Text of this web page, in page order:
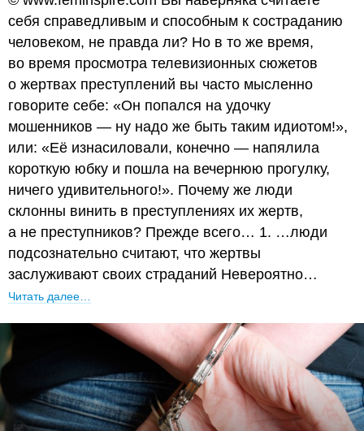
себя справедливым и способным к состраданию
человеком, не правда ли? Но в то же время,
во время просмотра телевизионных сюжетов
о жертвах преступлений вы часто мысленно
говорите себе: «Он попался на удочку
мошенников — ну надо же быть таким идиотом!»,
или: «Её изнасиловали, конечно — напялила
короткую юбку и пошла на вечернюю прогулку,
ничего удивительного!». Почему же люди
склонны винить в преступлениях их жертв,
а не преступников? Прежде всего… 1. …люди
подсознательно считают, что жертвы
заслуживают своих страданий Невероятно…
Читать далее…